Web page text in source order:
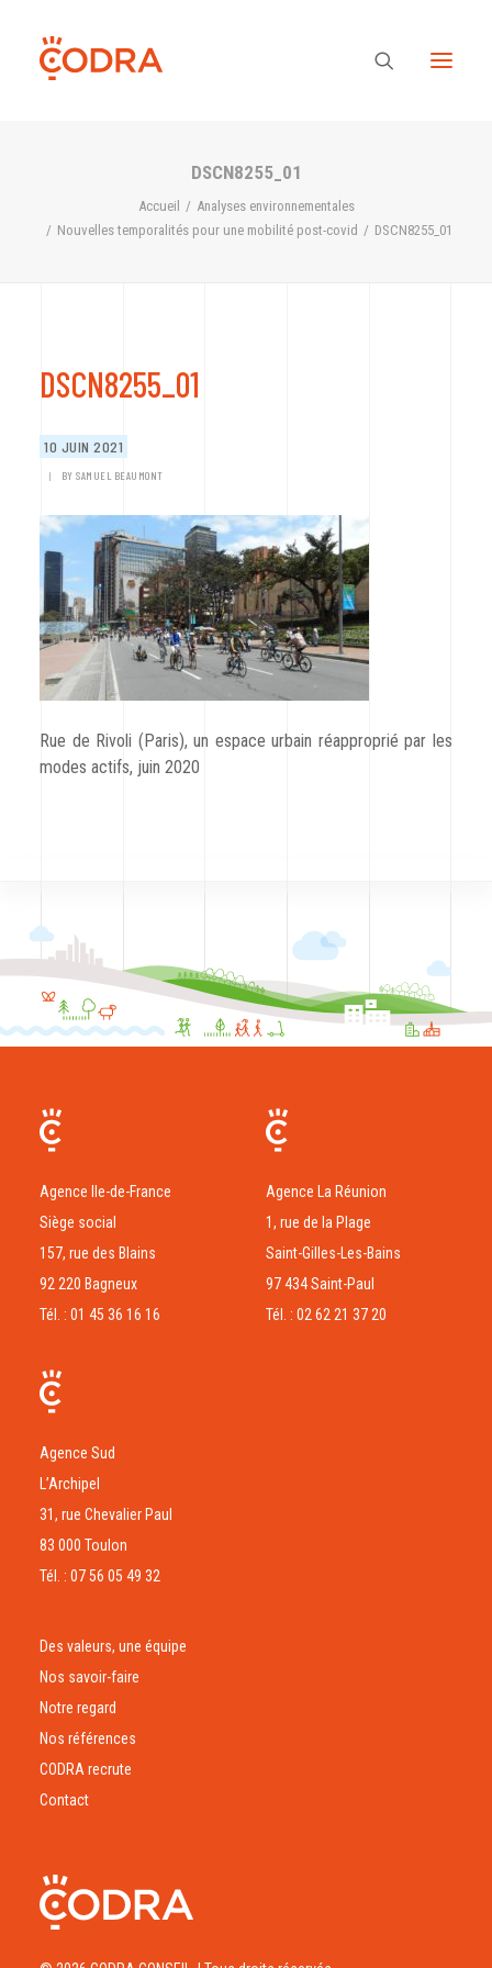
Des valeurs, une équipe
Contact
DSCN8255_01
Accueil
Analyses environnementales
Nouvelles temporalités pour une mobilité post-covid
DSCN8255_01
DSCN8255_01
10 JUIN 2021
| BY SAMUEL BEAUMONT
Rue de Rivoli (Paris), un espace urbain réapproprié par les
modes actifs, juin 2020
Agence Ile-de-France
Siège social
157, rue des Blains
92 220 Bagneux
Tél. : 01 45 36 16 16
Agence La Réunion
1, rue de la Plage
Saint-Gilles-Les-Bains
97 434 Saint-Paul
Tél. : 02 62 21 37 20
Agence Sud
L’Archipel
31, rue Chevalier Paul
83 000 Toulon
Tél. : 07 56 05 49 32
Des valeurs, une équipe
Nos savoir-faire
Notre regard
Nos références
CODRA recrute
Contact